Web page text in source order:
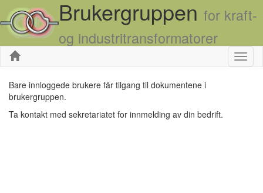
Brukergruppen for kraft-
og industritransformatorer
Skjul
Bare innloggede brukere får tilgang til dokumentene i
brukergruppen.
Ta kontakt med sekretariatet for innmelding av din bedrift.